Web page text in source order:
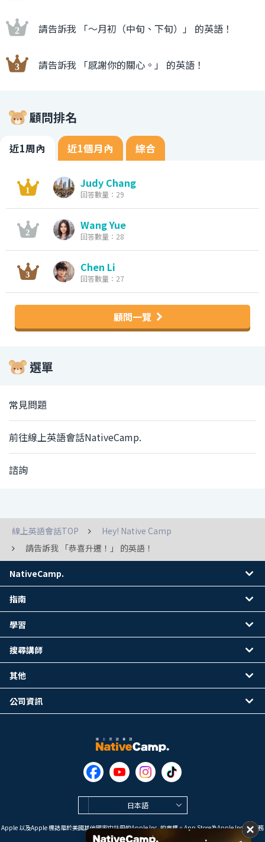
請告訴我 「〜月初（中旬、下旬）」 的英語！
請告訴我 「感謝你的關心。」 的英語！
顧問排名
近1周內 近1個月內 綜合
Judy Chang
回答數量：29
Wang Yue
回答數量：28
Chen Li
回答數量：27
顧問一覽
選單
常見問題
前往線上英語會話NativeCamp.
諮詢
線上英語會話TOP
Hey! Native Camp
請告訴我 「恭喜升遷！」 的英語！
日本語
Apple 以及Apple 標誌是於美國其他國家中註冊的Apple Inc. 的商標。App Store為Apple Inc. 的服務
標誌。
NativeCamp.
指南
學習
搜尋講師
其他
公司資訊